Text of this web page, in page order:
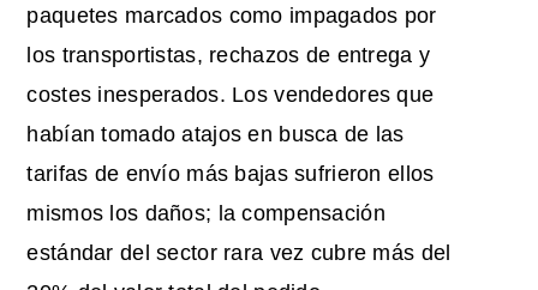
paquetes marcados como impagados por
los transportistas, rechazos de entrega y
costes inesperados. Los vendedores que
habían tomado atajos en busca de las
tarifas de envío más bajas sufrieron ellos
mismos los daños; la compensación
estándar del sector rara vez cubre más del